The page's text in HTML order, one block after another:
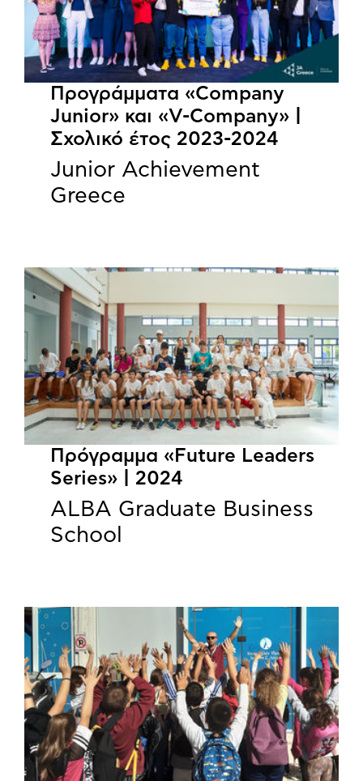
Προγράμματα «Company
Junior» και «V-Company» |
Σχολικό έτος 2023-2024
Junior Achievement
Greece
Πρόγραμμα «Future Leaders
Series» | 2024
ALBA Graduate Business
School